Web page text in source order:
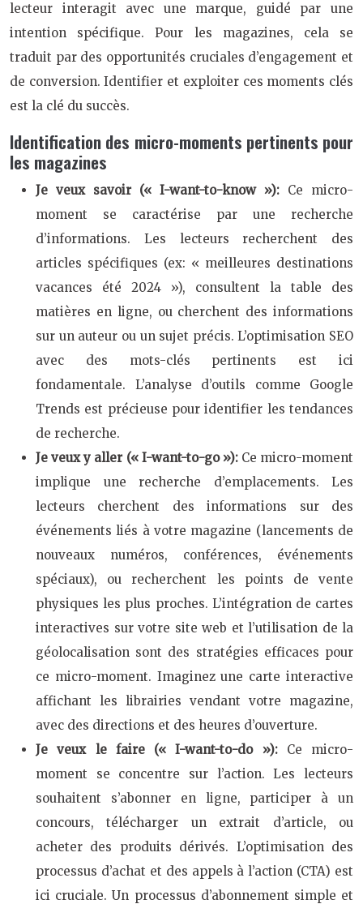
lecteur interagit avec une marque, guidé par une
intention spécifique. Pour les magazines, cela se
traduit par des opportunités cruciales d’engagement et
de conversion. Identifier et exploiter ces moments clés
est la clé du succès.
Identification des micro-moments pertinents pour
les magazines
Je veux savoir (« I-want-to-know »): Ce micro-
moment se caractérise par une recherche
d’informations. Les lecteurs recherchent des
articles spécifiques (ex: « meilleures destinations
vacances été 2024 »), consultent la table des
matières en ligne, ou cherchent des informations
sur un auteur ou un sujet précis. L’optimisation SEO
avec des mots-clés pertinents est ici
fondamentale. L’analyse d’outils comme Google
Trends est précieuse pour identifier les tendances
de recherche.
Je veux y aller (« I-want-to-go »): Ce micro-moment
implique une recherche d’emplacements. Les
lecteurs cherchent des informations sur des
événements liés à votre magazine (lancements de
nouveaux numéros, conférences, événements
spéciaux), ou recherchent les points de vente
physiques les plus proches. L’intégration de cartes
interactives sur votre site web et l’utilisation de la
géolocalisation sont des stratégies efficaces pour
ce micro-moment. Imaginez une carte interactive
affichant les librairies vendant votre magazine,
avec des directions et des heures d’ouverture.
Je veux le faire (« I-want-to-do »): Ce micro-
moment se concentre sur l’action. Les lecteurs
souhaitent s’abonner en ligne, participer à un
concours, télécharger un extrait d’article, ou
acheter des produits dérivés. L’optimisation des
processus d’achat et des appels à l’action (CTA) est
ici cruciale. Un processus d’abonnement simple et